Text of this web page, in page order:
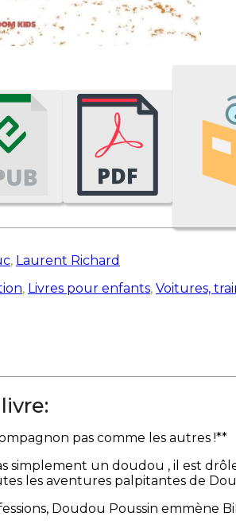
, Laurent Richard
, Livres pour enfants, Voitures,
pas comme les autres !**
simplement un doudou , il est
les aventures palpitantes de
Doudou Poussin emmène